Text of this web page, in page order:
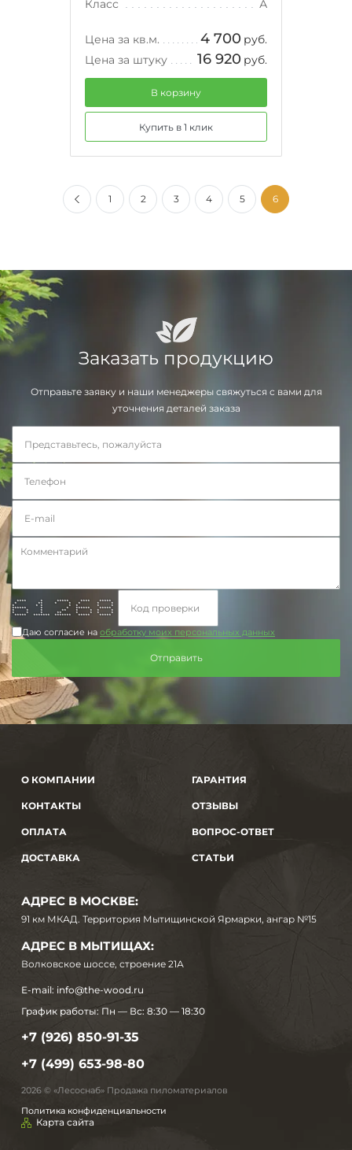
Класс
А
Цена за кв.м. 4 700 руб.
Цена за штуку
16 920 руб.
В корзину
Купить в 1 клик
1 2 3 4 5 6
Заказать продукцию
Отправьте заявку и наши менеджеры свяжуться с вами для
уточнения деталей заказа
**** * ***** **** *****
* ** * * * * *
* * * * * * *
****** * * ****** *****
* * * ** * * * *
* * * ** * * * *
***** ******* ******* ***** *****
Даю согласие на обработку моих персональных данных
О КОМПАНИИ
КОНТАКТЫ
ОПЛАТА
ДОСТАВКА
ГАРАНТИЯ
ОТЗЫВЫ
ВОПРОС-ОТВЕТ
СТАТЬИ
АДРЕС В МОСКВЕ:
91 км МКАД. Территория Мытищинской Ярмарки, ангар №15
АДРЕС В МЫТИЩАХ:
Волковское шоссе, строение 21А
E-mail: info@the-wood.ru
График работы: Пн — Вс: 8:30 — 18:30
+7 (926) 850-91-35
+7 (499) 653-98-80
2026 © «Лесоснаб» Продажа пиломатериалов
Политика конфиденциальности
Карта сайта